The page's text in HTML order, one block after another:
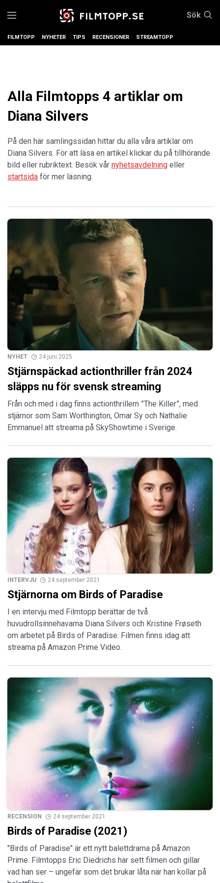
Sök
FILMTOPP NYHETER TIPS RECENSIONER STREAMTOPP
Alla Filmtopps 4 artiklar om
Diana Silvers
På den här samlingssidan hittar du alla våra artiklar om
Diana Silvers. För att läsa en artikel klickar du på tillhörande
bild eller rubriktext. Besök vår nyhetsavdelning eller
startsida för mer läsning.
NYHET 24 juni 2025
Stjärnspäckad actionthriller från 2024
släpps nu för svensk streaming
Från och med i dag finns actionthrillern ”The Killer”, med
stjärnor som Sam Worthington, Omar Sy och Nathalie
Emmanuel att streama på SkyShowtime i Sverige.
INTERVJU 24 september 2021
Stjärnorna om Birds of Paradise
I en intervju med Filmtopp berättar de två
huvudrollsinnehavarna Diana Silvers och Kristine Frøseth
om arbetet på Birds of Paradise. Filmen finns idag att
streama på Amazon Prime Video.
RECENSION 24 september 2021
Birds of Paradise (2021)
"Birds of Paradise" är ett nytt balettdrama på Amazon
Prime. Filmtopps Eric Diedrichs har sett filmen och gillar
vad han ser – ungefär som det brukar låta när han kollar på